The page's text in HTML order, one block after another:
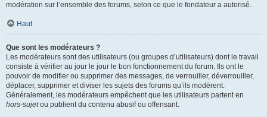
modération sur l’ensemble des forums, selon ce que le fondateur a autorisé.
Haut
Que sont les modérateurs ?
Les modérateurs sont des utilisateurs (ou groupes d’utilisateurs) dont le travail
consiste à vérifier au jour le jour le bon fonctionnement du forum. Ils ont le
pouvoir de modifier ou supprimer des messages, de verrouiller, déverrouiller,
déplacer, supprimer et diviser les sujets des forums qu’ils modèrent.
Généralement, les modérateurs empêchent que les utilisateurs partent en
hors-sujetou publient du contenu abusif ou offensant.